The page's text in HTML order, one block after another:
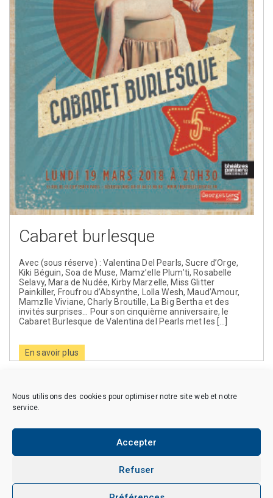
Nous utilisons des cookies pour optimiser notre site web et notre
service.
Accepter
Refuser
Cabaret burlesque
Avec (sous réserve) : Valentina Del Pearls, Sucre d’Orge,
Kiki Béguin, Soa de Muse, Mamz’elle Plum’ti, Rosabelle
Selavy, Mara de Nudée, Kirby Marzelle, Miss Glitter
Painkiller, Froufrou d’Absynthe, Lolla Wesh, Maud’Amour,
Mamzlle Viviane, Charly Broutille, La Big Bertha et des
invités surprises… Pour son cinquième anniversaire, le
Cabaret Burlesque de Valentina del Pearls met les […]
En savoir plus
Copyright © 2026 CAES du CNRS. Tous droits réservés.
Politique de cookies (EU)
Politique de confidentialité
Mentions Légales et Politique des données personnelles